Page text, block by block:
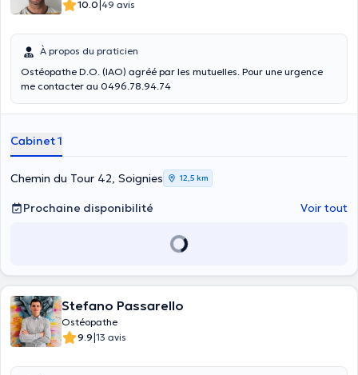
10.0|49 avis
À propos du praticien
Ostéopathe D.O. (IAO) agréé par les mutuelles. Pour une urgence
me contacter au 0496.78.94.74
Cabinet 1
Chemin du Tour 42, Soignies 12,5 km
Prochaine disponibilité Voir tout
Stefano Passarello
Ostéopathe
9.9|13 avis